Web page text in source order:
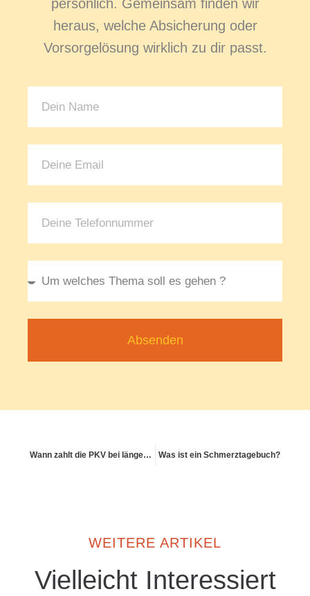
persönlich. Gemeinsam finden wir
heraus, welche Absicherung oder
Vorsorgelösung wirklich zu dir passt.
Absenden
Wann zahlt die PKV bei längerer Krankheit? Was ist ein Schmerztagebuch?
WEITERE ARTIKEL
Vielleicht Interessiert